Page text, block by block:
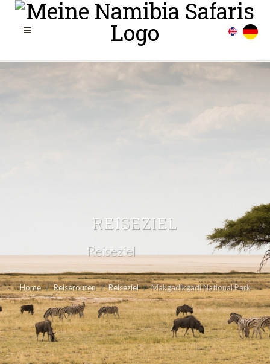
REISEZIEL
Reiseziel
Home Reiserouten Reiseziel Makgadikgadi National Park